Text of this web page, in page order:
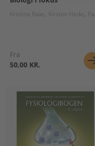
Kristine Raae Kirsten Hede Paul Paludan-Müller
Fra
50,00 KR.